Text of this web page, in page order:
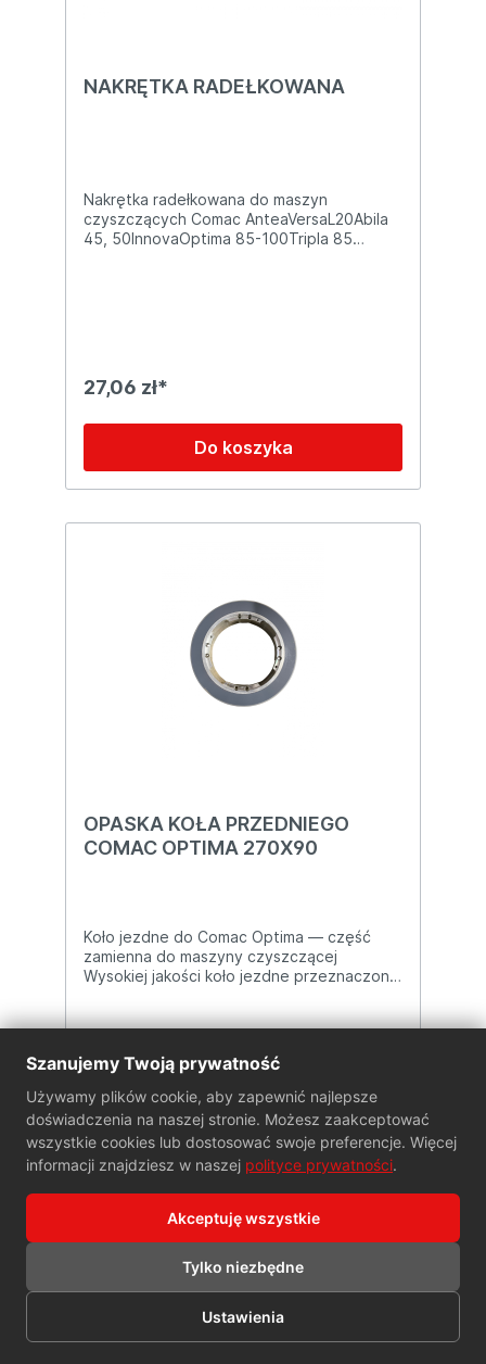
NAKRĘTKA RADEŁKOWANA
Nakrętka radełkowana do maszyn
czyszczących Comac AnteaVersaL20Abila
45, 50InnovaOptima 85-100Tripla 85
27,06 zł*
Do koszyka
OPASKA KOŁA PRZEDNIEGO
COMAC OPTIMA 270X90
Koło jezdne do Comac Optima — część
zamienna do maszyny czyszczącej
Wysokiej jakości koło jezdne przeznaczone
Comac Optima. Jest to kluczowy element
układu jezdnego, który zapewnia stabilność
urządzenia, płynny ruch i łatwe
manewrowanie podczas sprzątania dużych
powierzchni.
2 000,00 zł*
Szanujemy Twoją prywatność
Używamy plików cookie, aby zapewnić najlepsze
doświadczenia na naszej stronie. Możesz zaakceptować
wszystkie cookies lub dostosować swoje preferencje. Więcej
informacji znajdziesz w naszej polityce prywatności.
Akceptuję wszystkie
Tylko niezbędne
Ustawienia